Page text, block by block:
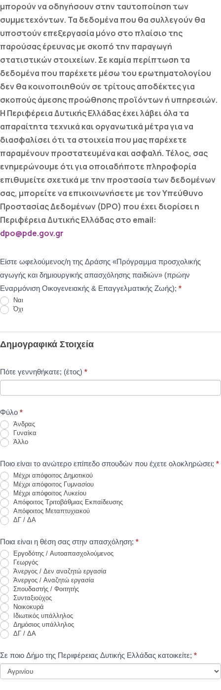
μπορούν να οδηγήσουν στην ταυτοποίηση των
συμμετεχόντων. Τα δεδομένα που θα συλλεγούν θα
υποστούν επεξεργασία μόνο στο πλαίσιο της
παρούσας έρευνας με σκοπό την παραγωγή
στατιστικών στοιχείων. Σε καμία περίπτωση τα
δεδομένα που παρέχετε μέσω του ερωτηματολογίου
δεν θα κοινοποιηθούν σε τρίτους αποδέκτες για
σκοπούς άμεσης προώθησης προϊόντων ή υπηρεσιών.
Η Περιφέρεια Δυτικής Ελλάδας έχει λάβει όλα τα
απαραίτητα τεχνικά και οργανωτικά μέτρα για να
διασφαλίσει ότι τα στοιχεία που μας παρέχετε
παραμένουν προστατευμένα και ασφαλή. Τέλος, σας
ενημερώνουμε ότι για οποιαδήποτε πληροφορία
επιθυμείτε σχετικά με την προστασία των δεδομένων
σας, μπορείτε να επικοινωνήσετε με τον Υπεύθυνο
Προστασίας Δεδομένων (DPO) που έχει διορίσει η
Περιφέρεια Δυτικής Ελλάδας στο email:
dpo@pde.gov.gr
«Πρόγραμμα
προσχολικής
αγωγής
και
δημιουργικής
παιδιών»
Παιδικοί,
Βρεφονηπιακοί
Σταθμοί,
ΚΔΑΠ,
ΚΔΑΠμεΑ)
Είστε ωφελούμενος/η της Δράσης «Πρόγραμμα προσχολικής
αγωγής και δημιουργικής απασχόλησης παιδιών» (πρώην
Εναρμόνιση Οικογενειακής & Επαγγελματικής Ζωής); *
Ναι
Όχι
Δημογραφικά Στοιχεία
Πότε γεννηθήκατε; (έτος) *
Φύλο *
Άνδρας
Γυναίκα
Άλλο
Ποιο είναι το ανώτερο επίπεδο σπουδών που έχετε ολοκληρώσει; *
Μέχρι απόφοιτος Δημοτικού
Μέχρι απόφοιτος Γυμνασίου
Μέχρι απόφοιτος Λυκείου
Απόφοιτος Τριτοβάθμιας Εκπαίδευσης
Απόφοιτος Μεταπτυχιακού
ΔΓ / ΔΑ
Ποια είναι η θέση σας στην απασχόληση; *
Εργοδότης / Αυτοαπασχολούμενος
Γεωργός
Άνεργος / Δεν αναζητώ εργασία
Άνεργος / Αναζητώ εργασία
Σπουδαστής / Φοιτητής
Συνταξιούχος
Νοικοκυρά
Ιδιωτικός υπάλληλος
Δημόσιος υπάλληλος
ΔΓ / ΔΑ
Σε ποιο Δήμο της Περιφέρειας Δυτικής Ελλάδας κατοικείτε; *